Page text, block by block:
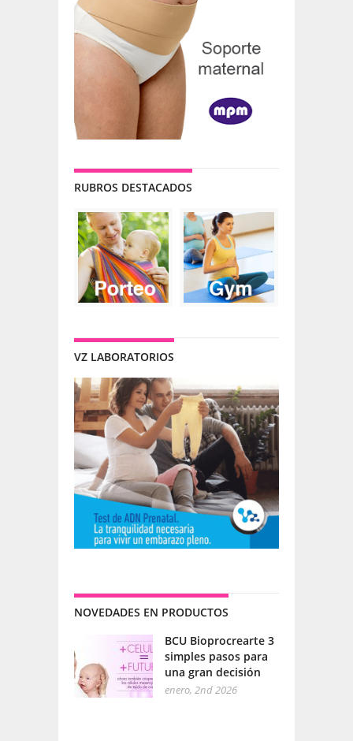
RUBROS DESTACADOS
VZ LABORATORIOS
NOVEDADES EN PRODUCTOS
BCU Bioprocrearte 3
simples pasos para
una gran decisión
enero, 2nd 2026